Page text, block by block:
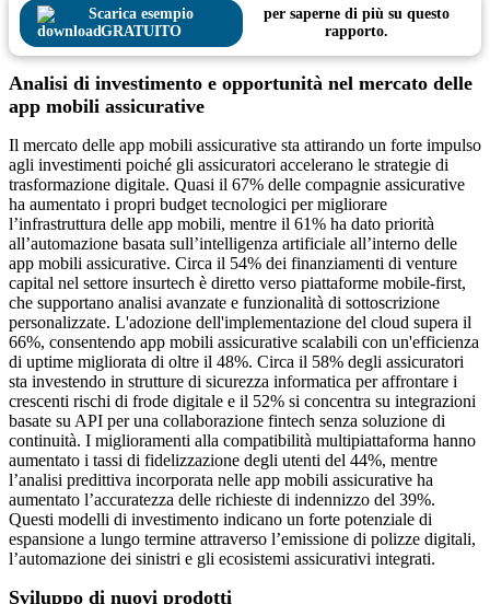
Scarica esempio
GRATUITO
per saperne di più su questo
rapporto.
Analisi di investimento e opportunità nel mercato delle
app mobili assicurative
Il mercato delle app mobili assicurative sta attirando un forte impulso
agli investimenti poiché gli assicuratori accelerano le strategie di
trasformazione digitale. Quasi il 67% delle compagnie assicurative
ha aumentato i propri budget tecnologici per migliorare
l’infrastruttura delle app mobili, mentre il 61% ha dato priorità
all’automazione basata sull’intelligenza artificiale all’interno delle
app mobili assicurative. Circa il 54% dei finanziamenti di venture
capital nel settore insurtech è diretto verso piattaforme mobile-first,
che supportano analisi avanzate e funzionalità di sottoscrizione
personalizzate. L'adozione dell'implementazione del cloud supera il
66%, consentendo app mobili assicurative scalabili con un'efficienza
di uptime migliorata di oltre il 48%. Circa il 58% degli assicuratori
sta investendo in strutture di sicurezza informatica per affrontare i
crescenti rischi di frode digitale e il 52% si concentra su integrazioni
basate su API per una collaborazione fintech senza soluzione di
continuità. I miglioramenti alla compatibilità multipiattaforma hanno
aumentato i tassi di fidelizzazione degli utenti del 44%, mentre
l’analisi predittiva incorporata nelle app mobili assicurative ha
aumentato l’accuratezza delle richieste di indennizzo del 39%.
Questi modelli di investimento indicano un forte potenziale di
espansione a lungo termine attraverso l’emissione di polizze digitali,
l’automazione dei sinistri e gli ecosistemi assicurativi integrati.
Sviluppo di nuovi prodotti